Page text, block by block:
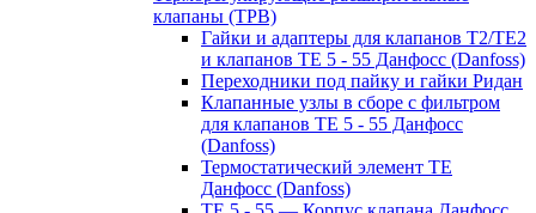
клапаны (ТРВ)
Гайки и адаптеры для клапанов T2/TE2
и клапанов TE 5 - 55 Данфосс (Danfoss)
Переходники под пайку и гайки Ридан
Клапанные узлы в сборе с фильтром
для клапанов TE 5 - 55 Данфосс
(Danfoss)
Термостатический элемент TE
Данфосс (Danfoss)